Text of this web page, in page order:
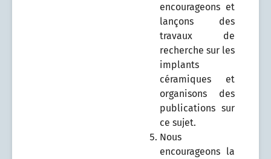
encourageons et
lançons des
travaux de
recherche sur les
implants
céramiques et
organisons des
publications sur
ce sujet.
Nous
encourageons la